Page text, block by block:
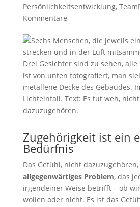
Persönlichkeitsentwicklung,
Kommentare
Zugehörigkeit ist ein
Bedürfnis
Das Gefühl, nicht
allgegenwärtiges Problem, das
irgendeiner Weise betrifft – ob
wollen oder nicht. Es ist das